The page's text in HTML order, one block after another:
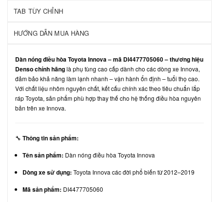
TAB TÙY CHỈNH
HƯỚNG DẪN MUA HÀNG
Dàn nóng điều hòa Toyota Innova – mã DI4477705060 – thương hiệu
Denso chính hãnglà phụ tùng cao cấp dành cho các dòng xe Innova,
đảm bảo khả năng làm lạnh nhanh – vận hành ổn định – tuổi thọ cao.
Với chất liệu nhôm nguyên chất, kết cấu chính xác theo tiêu chuẩn lắp
ráp Toyota, sản phẩm phù hợp thay thế cho hệ thống điều hòa nguyên
bản trên xe Innova.
🔧 Thông tin sản phẩm:
Tên sản phẩm: Dàn nóng điều hòa Toyota Innova
Dòng xe sử dụng: Toyota Innova các đời phổ biến từ 2012–2019
Mã sản phẩm: DI4477705060